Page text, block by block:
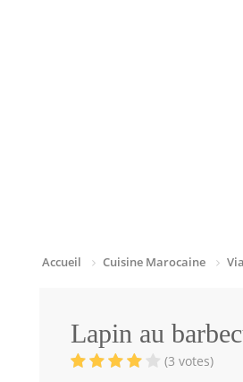
Accueil Cuisine Marocaine
Lapin au
(3 votes)